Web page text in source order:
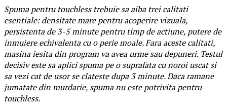
Spuma pentru touchless trebuie sa aiba trei calitati
esentiale: densitate mare pentru acoperire vizuala,
persistenta de 3-5 minute pentru timp de actiune, putere de
inmuiere echivalenta cu o perie moale. Fara aceste calitati,
masina iesita din program va avea urme sau depuneri. Testul
decisiv este sa aplici spuma pe o suprafata cu noroi uscat si
sa vezi cat de usor se clateste dupa 3 minute. Daca ramane
jumatate din murdarie, spuma nu este potrivita pentru
touchless.